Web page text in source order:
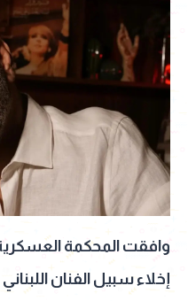
وافقت المحكمة
إخلاء سبيل الفنان